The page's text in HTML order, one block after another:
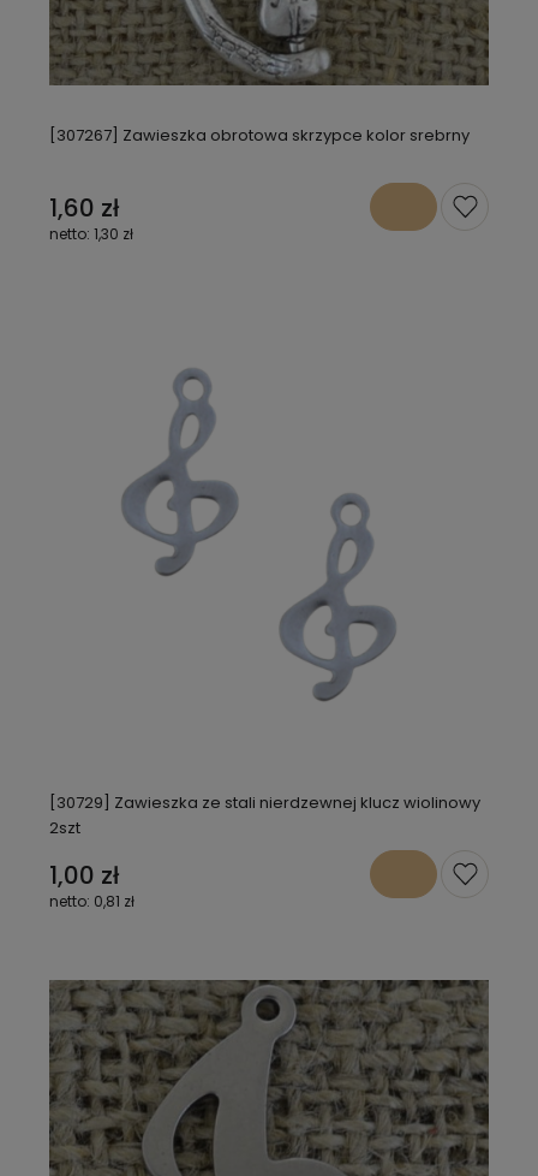
[307267] Zawieszka obrotowa skrzypce kolor srebrny
1,60 zł
1,30 zł
[30729] Zawieszka ze stali nierdzewnej klucz wiolinowy
2szt
1,00 zł
0,81 zł